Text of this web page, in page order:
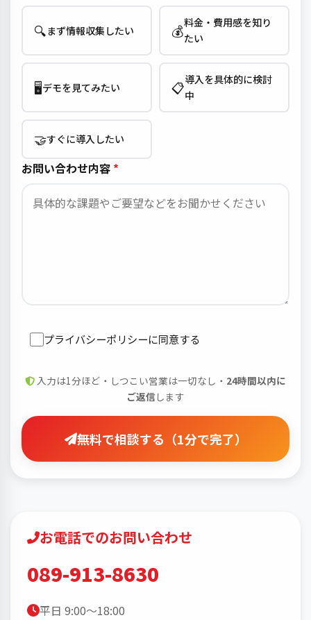
🔍まず情報収集したい 💰料金・費用感を知り
たい
🖥️デモを見てみたい 📋導入を具体的に検討
中
🤝すぐに導入したい
お問い合わせ内容
プライバシーポリシーに同意する
入力は1分ほど・しつこい営業は一切なし・ 24時間以内に
ご返信します
無料で相談する（1分で完了）
お電話でのお問い合わせ
089-913-8630
平日 9:00〜18:00